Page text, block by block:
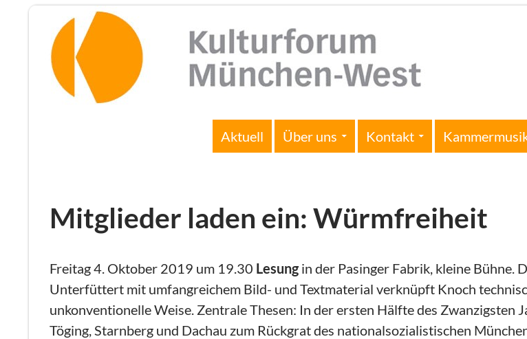
Aktuell Über uns Kontakt
Mitglieder laden ein: Würmfreiheit
Freitag 4. Oktober 2019 um 19.30 Lesungin der Pasinger Fabrik, kleine Bühne.
Unterfüttert mit umfangreichem Bild- und Textmaterial verknüpft Knoch
unkonventionelle Weise. Zentrale Thesen: In der ersten Hälfte des Zwanzigsten
Töging, Starnberg und Dachau zum Rückgrat des nationalsozialistischen